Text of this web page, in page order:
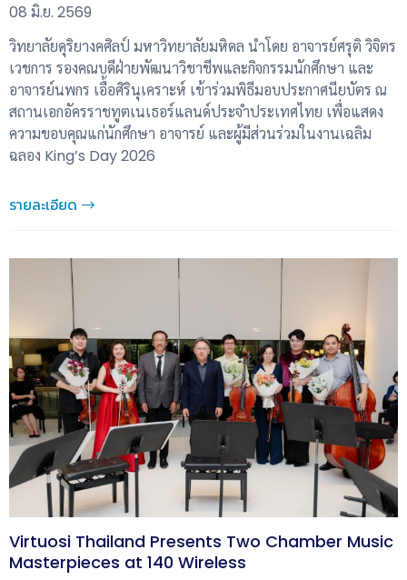
08 มิ.ย. 2569
วิทยาลัยดุริยางคศิลป์ มหาวิทยาลัยมหิดล นำโดย อาจารย์ศรุติ วิจิตร
เวชการ รองคณบดีฝ่ายพัฒนาวิชาชีพและกิจกรรมนักศึกษา และ
อาจารย์นพกร เอื้อศิรินุเคราะห์ เข้าร่วมพิธีมอบประกาศนียบัตร ณ
สถานเอกอัครราชทูตเนเธอร์แลนด์ประจำประเทศไทย เพื่อแสดง
ความขอบคุณแก่นักศึกษา อาจารย์ และผู้มีส่วนร่วมในงานเฉลิม
ฉลอง King’s Day 2026
รายละเอียด
Virtuosi Thailand Presents Two Chamber Music
Masterpieces at 140 Wireless